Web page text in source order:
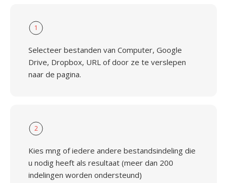
1
Selecteer bestanden van Computer, Google
Drive, Dropbox, URL of door ze te verslepen
naar de pagina.
2
Kies mng of iedere andere bestandsindeling die
u nodig heeft als resultaat (meer dan 200
indelingen worden ondersteund)